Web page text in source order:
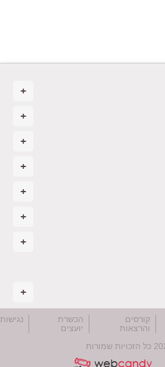
קורסים
והרצאות
הכשרת
יועצים
נגישות